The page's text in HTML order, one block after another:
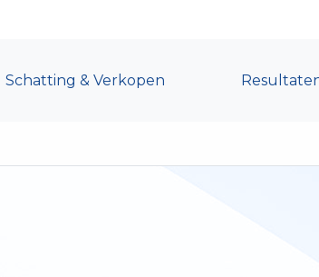
Schatting & Verkopen